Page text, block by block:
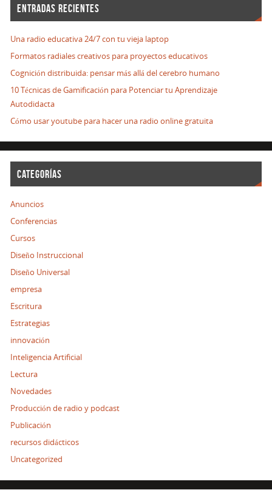
ENTRADAS RECIENTES
Una radio educativa 24/7 con tu vieja laptop
Formatos radiales creativos para proyectos educativos
Cognición distribuida: pensar más allá del cerebro humano
10 Técnicas de Gamificación para Potenciar tu Aprendizaje
Autodidacta
Cómo usar youtube para hacer una radio online gratuita
CATEGORÍAS
Anuncios
Conferencias
Cursos
Diseño Instruccional
Diseño Universal
empresa
Escritura
Estrategias
innovación
Inteligencia Artificial
Lectura
Novedades
Producción de radio y podcast
Publicación
recursos didácticos
Uncategorized